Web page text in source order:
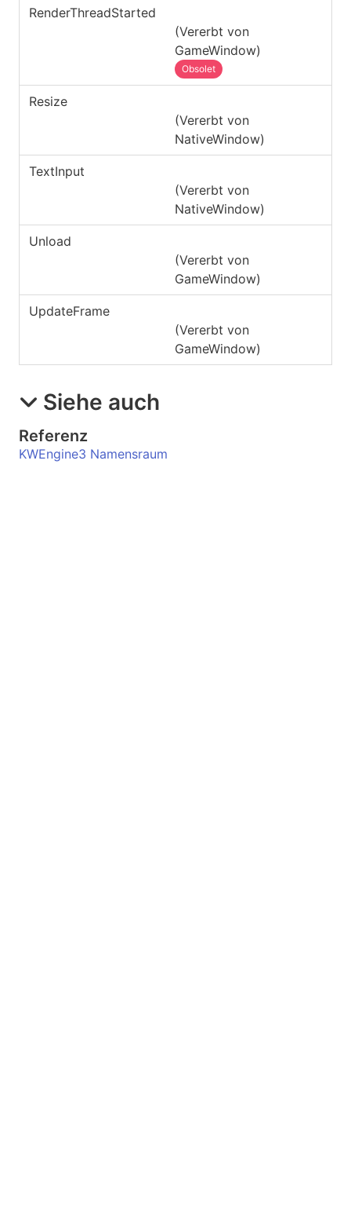
RenderThreadStarted
(Vererbt von
GameWindow)
Obsolet
Resize
(Vererbt von
NativeWindow)
TextInput
(Vererbt von
NativeWindow)
Unload
(Vererbt von
GameWindow)
UpdateFrame
(Vererbt von
GameWindow)
Siehe auch
Referenz
KWEngine3 Namensraum